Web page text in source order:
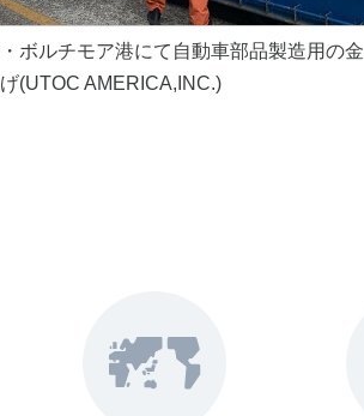
ボルチモア港にて自動車部品製造用の金
(UTOC AMERICA,INC.)